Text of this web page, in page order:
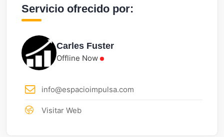
Servicio ofrecido por:
Carles Fuster
Offline Now
info@espacioimpulsa.com
Visitar Web